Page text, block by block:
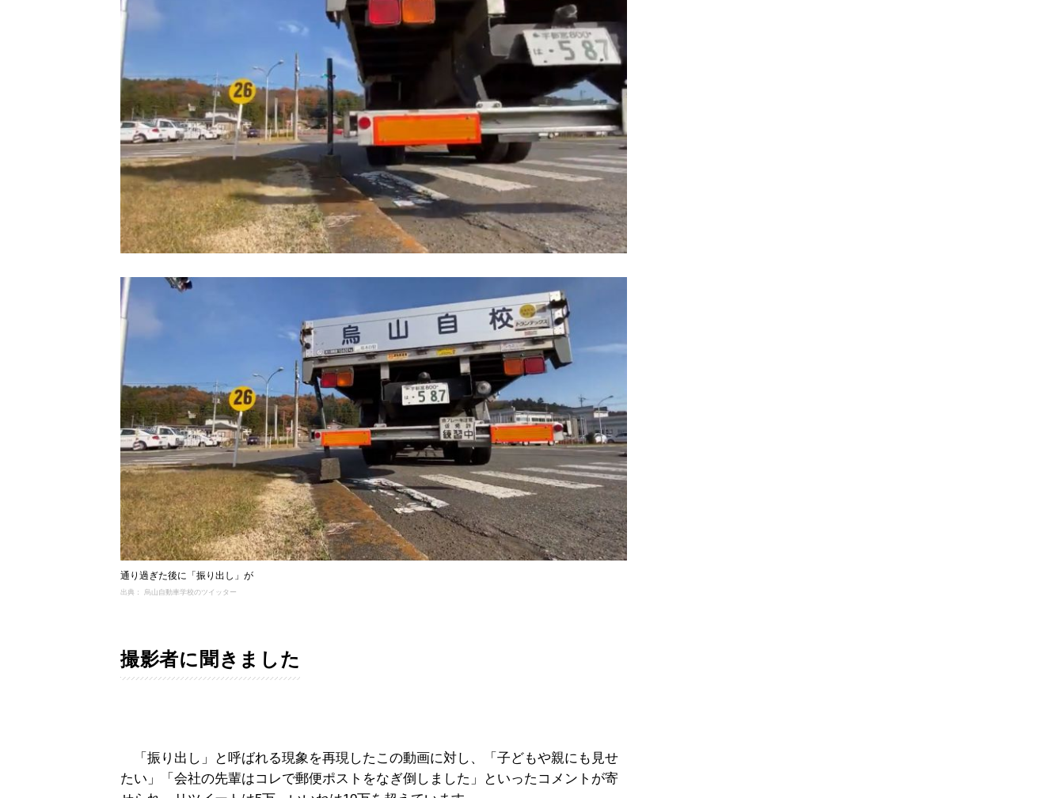
通り過ぎた後に「振り出し」が
出典： 烏山自動車学校のツイッター
撮影者に聞きました
「振り出し」と呼ばれる現象を再現したこの動画に対し、「子どもや親にも見せ
たい」「会社の先輩はコレで郵便ポストをなぎ倒しました」といったコメントが寄